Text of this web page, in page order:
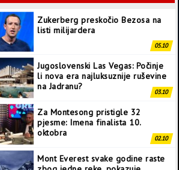
Zukerberg preskočio Bezosa na
listi milijardera
05.10
Jugoslovenski Las Vegas: Počinje
li nova era najluksuznije ruševine
na Jadranu?
03.10
Za Montesong pristigle 32
pjesme: Imena finalista 10.
oktobra
02.10
Mont Everest svake godine raste